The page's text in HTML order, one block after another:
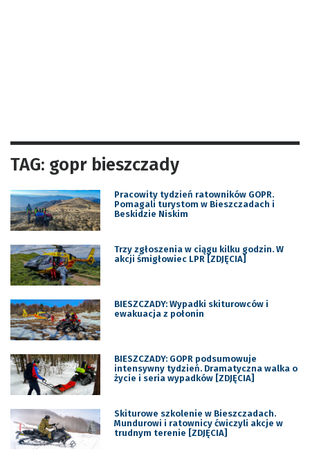
TAG: gopr bieszczady
Pracowity tydzień ratowników GOPR.
Pomagali turystom w Bieszczadach i
Beskidzie Niskim
Trzy zgłoszenia w ciągu kilku godzin. W
akcji śmigłowiec LPR [ZDJĘCIA]
BIESZCZADY: Wypadki skiturowców i
ewakuacja z połonin
BIESZCZADY: GOPR podsumowuje
intensywny tydzień. Dramatyczna walka o
życie i seria wypadków [ZDJĘCIA]
Skiturowe szkolenie w Bieszczadach.
Mundurowi i ratownicy ćwiczyli akcje w
trudnym terenie [ZDJĘCIA]